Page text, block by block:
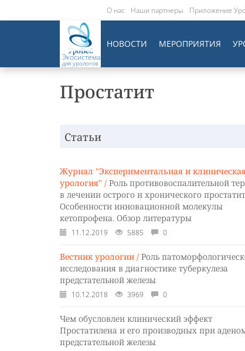
О нас Наши партнеры Приложение
Экосистема
для урологов
НОВОСТИ МЕРОПРИЯТИЯ
Простатит
Статьи
Журнал "Экспериментальная и
урология" / Роль противовоспалительной
в лечении острого и хронического
Особенности инновационной молекулы
кетопрофена. Обзор литературы
11.12.2019 5885 0
Вестник урологии / Роль
исследования в диагностике туберкулеза
предстательной железы
10.12.2018 3969 0
Чем обусловлен клинический эффект
Простатилена и его производных при
предстательной железы